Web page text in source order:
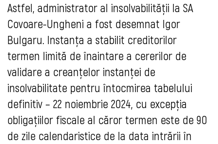
Astfel, administrator al insolvabilității la SA
Covoare-Ungheni a fost desemnat Igor
Bulgaru. Instanța a stabilit creditorilor
termen limită de înaintare a cererilor de
validare a creanțelor instanței de
insolvabilitate pentru întocmirea tabelului
definitiv – 22 noiembrie 2024, cu excepția
obligațiilor fiscale al căror termen este de 90
de zile calendaristice de la data intrării în